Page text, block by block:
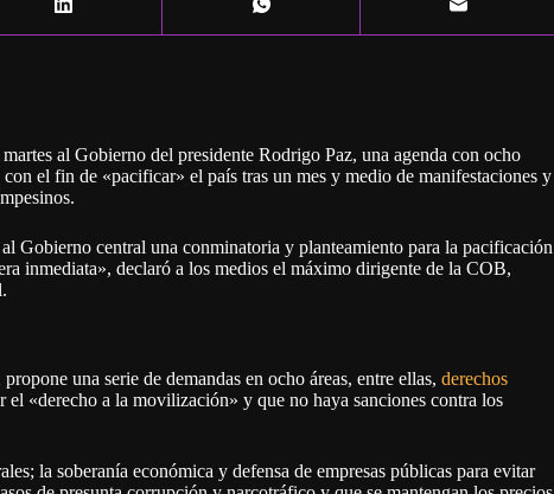
al Gobierno del presidente Rodrigo Paz, una agenda con ocho
el fin de «pacificar» el país tras un mes y medio de manifestaciones y
Gobierno central una conminatoria y planteamiento para la pacificación
inmediata», declaró a los medios el máximo dirigente de la COB,
una serie de demandas en ocho áreas, entre ellas, derechos
el «derecho a la movilización» y que no haya sanciones contra los
la soberanía económica y defensa de empresas públicas para evitar